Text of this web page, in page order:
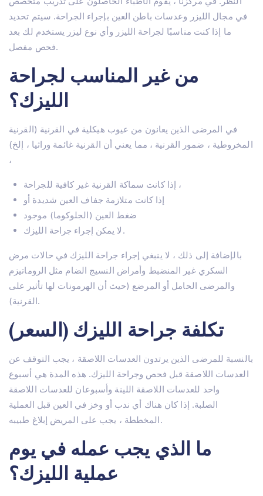
Lasik تركيا – اسطنبول
زرع القرنية
جراحة الساد في تركيا
جراحة الجفن
IOL (عدسة باطن العين)
الحول
عين جافة
زراعة الشعر في تركيا
في مجال الليزر وعدسات باطن العين بإجراء الجراحة. سيتم تحديد
ما إذا كنت مناسبًا لجراحة الليزر وأي نوع ليزر يستخدم لك بعد
فحص مفصل.
من غير المناسب لجراحة
الليزك؟
في المرضى الذين يعانون من عيوب هيكلية في القرنية (القرنية
المخروطية ، ضمور القرنية ، مما يعني أن القرنية غائمة وراثيا ، إلخ)
،
إذا كانت سماكة القرنية غير كافية للجراحة ،
إذا كانت متلازمة جفاف العين شديدة أو
ضغط العين (الجلوكوما) موجود
لا يمكن إجراء جراحة الليزك.
بالإضافة إلى ذلك ، لا ينبغي إجراء جراحة الليزك في حالات مرض
السكري غير المنضبط وأمراض النسيج الضام مثل الروماتيزم
والمرضى الحامل أو المرضع (حيث أن الهرمونات لها تأثير على
القرنية).
تكلفة جراحة الليزك (السعر)
بالنسبة للمرضى الذين يرتدون العدسات اللاصقة ، يجب التوقف عن
العدسات اللاصقة قبل فحص وجراحة الليزك. هذه المدة هي أسبوع
واحد للعدسات اللاصقة اللينة وأسبوعان للعدسات اللاصقة
الصلبة. إذا كان هناك أي ندب أو وخز في العين قبل العملية
المخططة ، يجب على المريض إبلاغ طبيبه.
ما الذي يجب عمله في يوم
عملية الليزك؟